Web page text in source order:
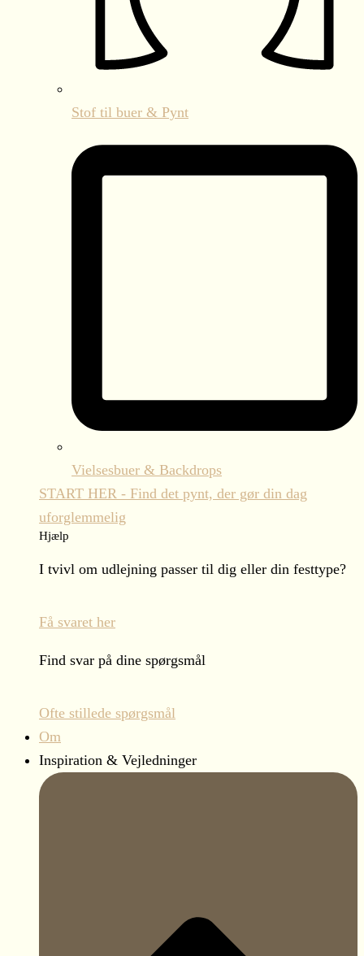
Stof til buer & Pynt
Vielsesbuer & Backdrops
START HER - Find det pynt, der gør din dag
uforglemmelig
Hjælp
I tvivl om udlejning passer til dig eller din festtype?
Få svaret her
Find svar på dine spørgsmål
Ofte stillede spørgsmål
Om
Inspiration & Vejledninger